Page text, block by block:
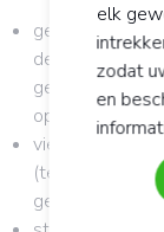
gecertificeerd
deze teelt
gebruik van
op lage
vierge
(teunisbloem-
elk
zodat
en